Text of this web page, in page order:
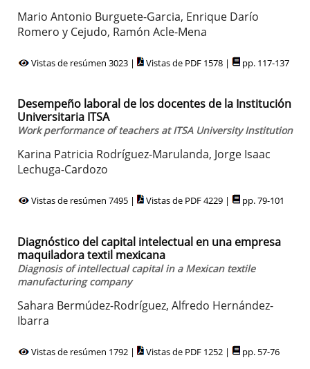
Mario Antonio Burguete-Garcia, Enrique Darío
Romero y Cejudo, Ramón Acle-Mena
Vistas de resúmen 3023 | Vistas de PDF 1578 | pp. 117-137
Desempeño laboral de los docentes de la Institución
Universitaria ITSA
Work performance of teachers at ITSA University Institution
Karina Patricia Rodríguez-Marulanda, Jorge Isaac
Lechuga-Cardozo
Vistas de resúmen 7495 | Vistas de PDF 4229 | pp. 79-101
Diagnóstico del capital intelectual en una empresa
maquiladora textil mexicana
Diagnosis of intellectual capital in a Mexican textile
manufacturing company
Sahara Bermúdez-Rodríguez, Alfredo Hernández-
Ibarra
Vistas de resúmen 1792 | Vistas de PDF 1252 | pp. 57-76